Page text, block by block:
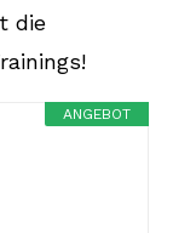
die
ANGEBOT